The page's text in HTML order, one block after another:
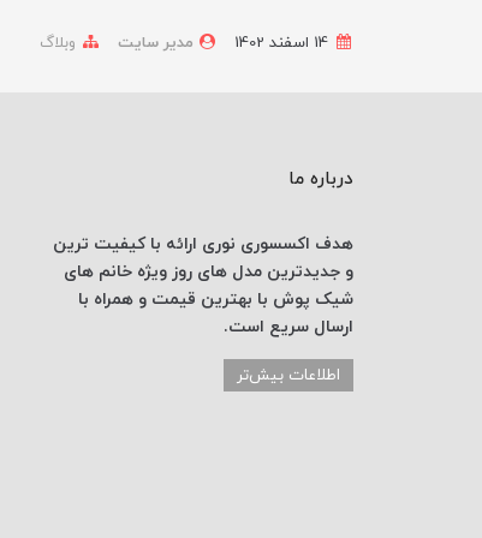
مدیر سایت وبلاگ
درباره ما
هدف اکسسوری نوری ارائه با کیفیت ترین
و جدیدترین مدل های روز ویژه خانم های
شیک پوش با بهترین قیمت و همراه با
ارسال سریع است.
اطلاعات بیش‌تر